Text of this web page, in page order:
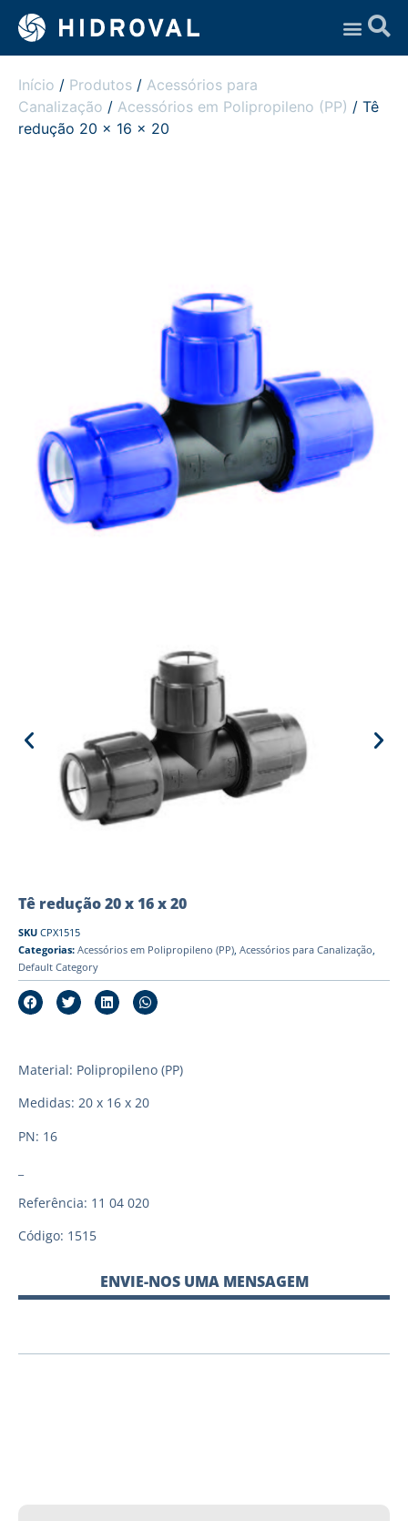
Início / Produtos / Acessórios para
Canalização / Acessórios em Polipropileno (PP) / Tê
redução 20 x 16 x 20
Tê redução 20 x 16 x 20
SKU CPX1515
Categorias: Acessórios em Polipropileno (PP), Acessórios para Canalização,
Default Category
Material: Polipropileno (PP)
Medidas: 20 x 16 x 20
PN: 16
Referência: 11 04 020
Código: 1515
ENVIE-NOS UMA MENSAGEM